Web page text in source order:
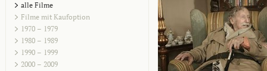
alle Filme
Filme mit Kaufoption
1970 – 1979
1980 – 1989
1990 – 1999
2000 – 2009